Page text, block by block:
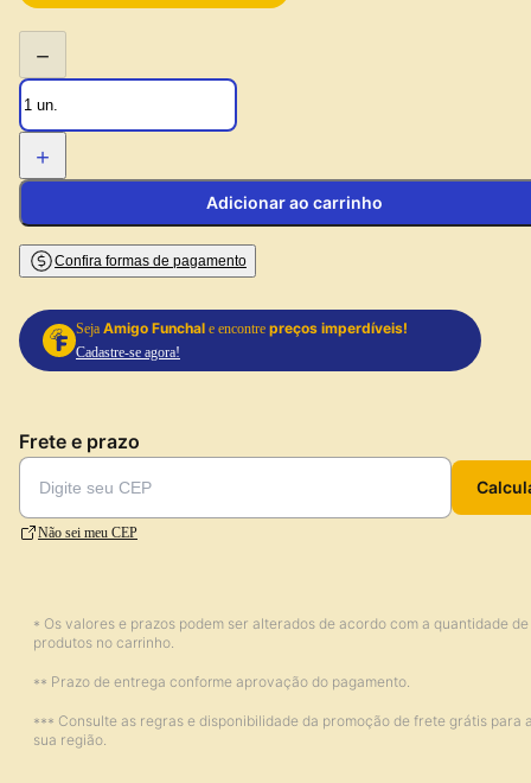
−
+
Adicionar ao carrinho
Confira formas de pagamento
Seja Amigo Funchal e encontre preços imperdíveis!
Cadastre-se agora!
Frete e prazo
Não sei meu CEP
* Os valores e prazos podem ser alterados de acordo com a quantidade de
produtos no carrinho.
** Prazo de entrega conforme aprovação do pagamento.
*** Consulte as regras e disponibilidade da promoção de frete grátis para
sua região.